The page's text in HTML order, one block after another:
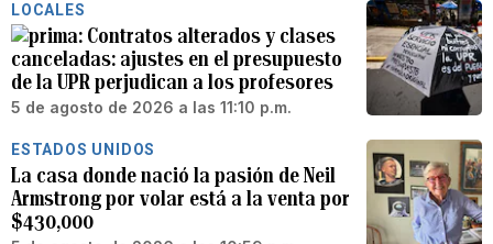
LOCALES
Contratos alterados y clases
canceladas: ajustes en el presupuesto
de la UPR perjudican a los profesores
5 de agosto de 2026 a las 11:10 p.m.
ESTADOS UNIDOS
La casa donde nació la pasión de Neil
Armstrong por volar está a la venta por
$430,000